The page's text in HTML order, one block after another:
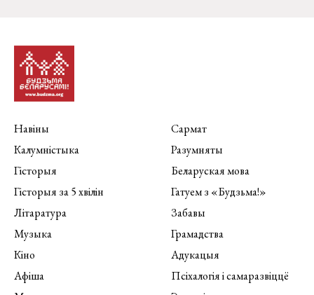
Навіны
Калумністыка
Гісторыя
Гісторыя за 5 хвілін
Літаратура
Музыка
Кіно
Афіша
Сармат
Разумняты
Беларуская мова
Гатуем з «Будзьма!»
Забавы
Грамадства
Адукацыя
Псіхалогія і самаразвіццё